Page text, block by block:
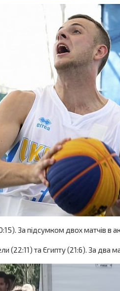
За підсумком двох матчів
(22:11) та Єгипту (21:6). За